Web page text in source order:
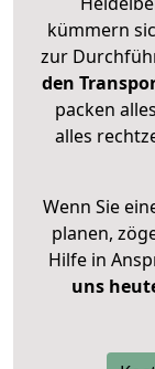
kümmern
zur
den
packen
alles
Wenn Sie
planen,
Hilfe in
uns